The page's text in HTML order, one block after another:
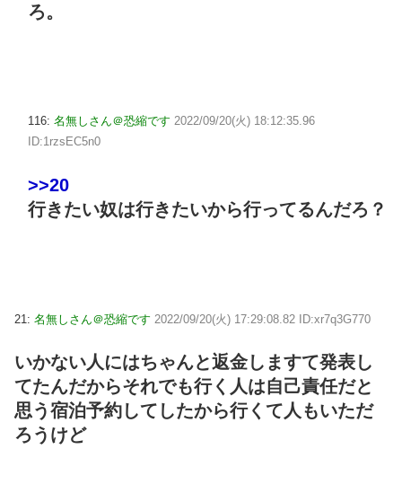
ろ。
116: 名無しさん＠恐縮です 2022/09/20(火) 18:12:35.96
ID:1rzsEC5n0
>>20
行きたい奴は行きたいから行ってるんだろ？
21: 名無しさん＠恐縮です 2022/09/20(火) 17:29:08.82 ID:xr7q3G770
いかない人にはちゃんと返金しますて発表し
てたんだからそれでも行く人は自己責任だと
思う宿泊予約してしたから行くて人もいただ
ろうけど